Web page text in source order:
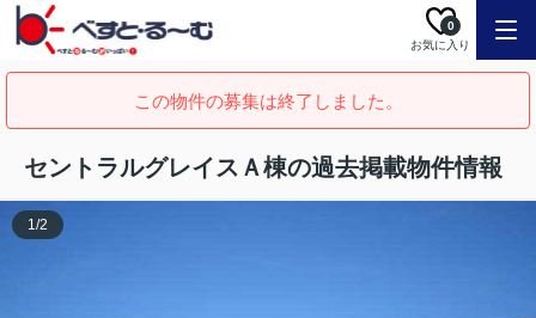
お気に入り
0
この物件の募集は終了しました。
セントラルグレイスＡ棟の過去掲載物件情報
1/2